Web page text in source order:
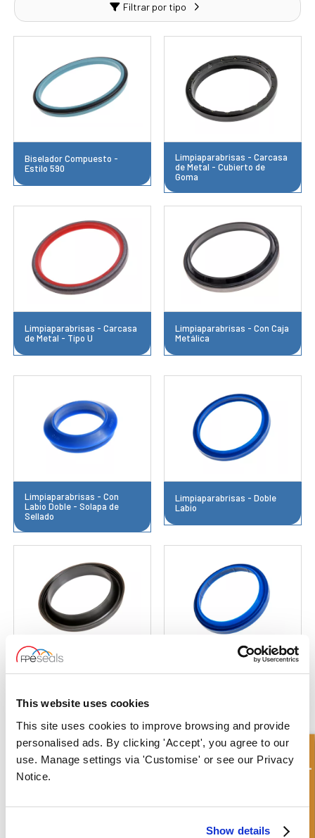
This website uses cookies
This site uses cookies to improve browsing and provide
personalised ads. By clicking 'Accept', you agree to our
use. Manage settings via 'Customise' or see our Privacy
Notice.
Show details
Filtrar por tipo
Biselador Compuesto -
Estilo 590
Limpiaparabrisas - Carcasa
de Metal - Cubierto de
Goma
Limpiaparabrisas - Carcasa
de Metal - Tipo U
Limpiaparabrisas - Con Caja
Metálica
Limpiaparabrisas - Con
Labio Doble - Solapa de
Sellado
Limpiaparabrisas - Doble
Labio
Limpiaparabrisas - Estilo Y
Cuadrado
Consulta rápida